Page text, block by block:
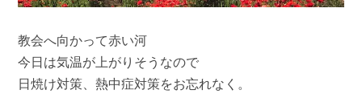
教会へ向かって赤い河
今日は気温が上がりそうなので
日焼け対策、熱中症対策をお忘れなく。